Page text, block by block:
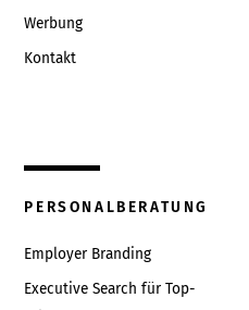
Werbung
Kontakt
PERSONALBERATUNG
Employer Branding
Executive Search für Top-